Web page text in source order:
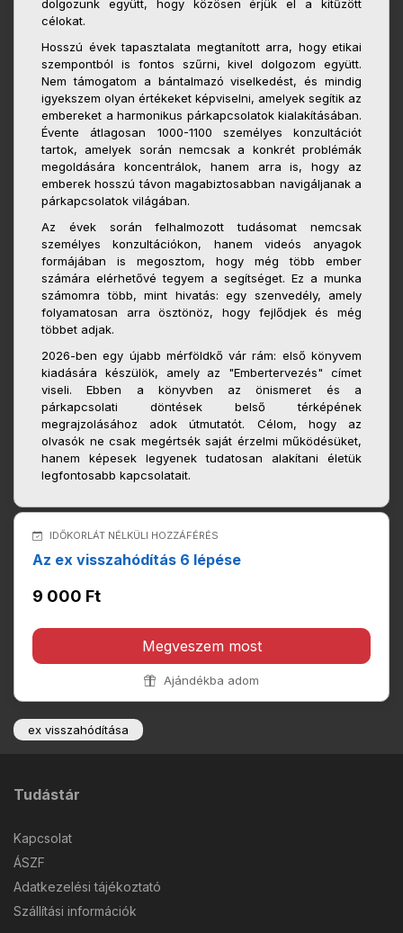
dolgozunk együtt, hogy közösen érjük el a kitűzött
célokat.
Hosszú évek tapasztalata megtanított arra, hogy etikai
szempontból is fontos szűrni, kivel dolgozom együtt.
Nem támogatom a bántalmazó viselkedést, és mindig
igyekszem olyan értékeket képviselni, amelyek segítik az
embereket a harmonikus párkapcsolatok kialakításában.
Évente átlagosan 1000-1100 személyes konzultációt
tartok, amelyek során nemcsak a konkrét problémák
megoldására koncentrálok, hanem arra is, hogy az
emberek hosszú távon magabiztosabban navigáljanak a
párkapcsolatok világában.
Az évek során felhalmozott tudásomat nemcsak
személyes konzultációkon, hanem videós anyagok
formájában is megosztom, hogy még több ember
számára elérhetővé tegyem a segítséget. Ez a munka
számomra több, mint hivatás: egy szenvedély, amely
folyamatosan arra ösztönöz, hogy fejlődjek és még
többet adjak.
2026-ben egy újabb mérföldkő vár rám: első könyvem
kiadására készülök, amely az "Embertervezés" címet
viseli. Ebben a könyvben az önismeret és a
párkapcsolati döntések belső térképének
megrajzolásához adok útmutatót. Célom, hogy az
olvasók ne csak megértsék saját érzelmi működésüket,
hanem képesek legyenek tudatosan alakítani életük
legfontosabb kapcsolatait.
IDŐKORLÁT NÉLKÜLI HOZZÁFÉRÉS
Az ex visszahódítás 6 lépése
9 000 Ft
Megveszem most
Ajándékba adom
ex visszahódítása
Tudástár
Kapcsolat
ÁSZF
Adatkezelési tájékoztató
Szállítási információk